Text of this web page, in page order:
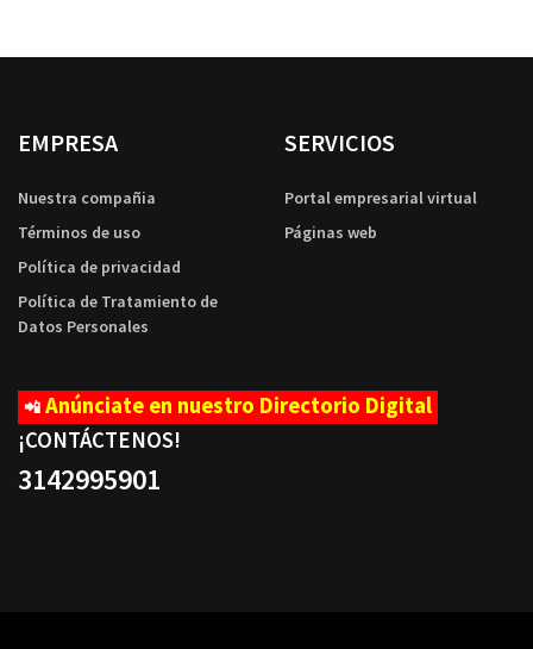
EMPRESA
Nuestra compañia
Términos de uso
Política de privacidad
Política de Tratamiento de
Datos Personales
SERVICIOS
Portal empresarial virtual
Páginas web
📲 Anúnciate en nuestro Directorio Digital
¡CONTÁCTENOS!
3142995901